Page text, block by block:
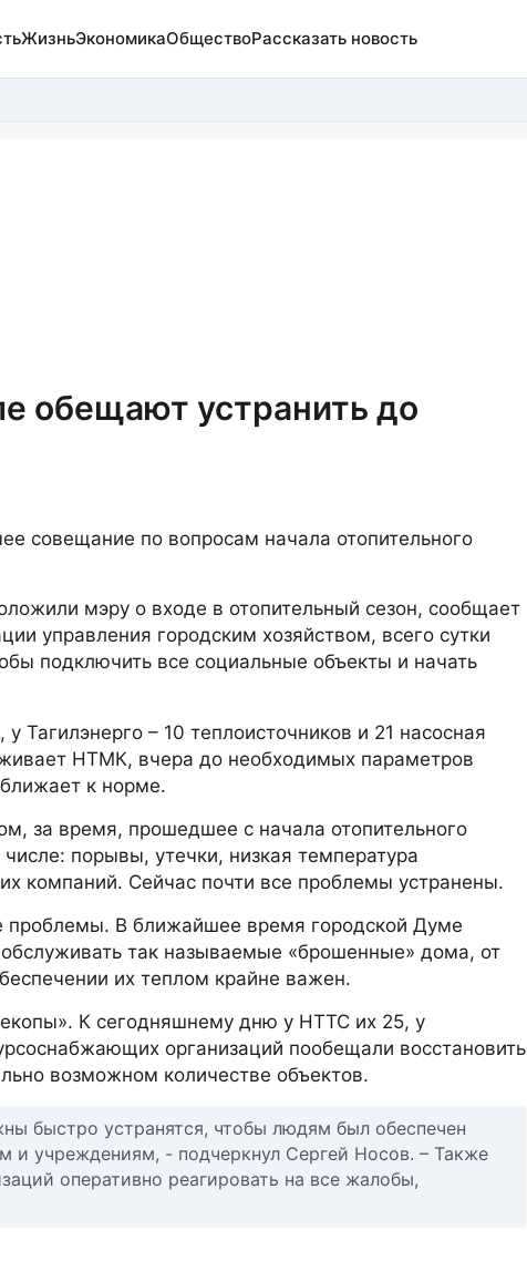
ЖизньЭкономикаОбществоРассказать новость
обещают устранить до
совещание по вопросам начала отопительного
мэру о входе в отопительный сезон, сообщает
управления городским хозяйством, всего сутки
подключить все социальные объекты и начать
– 10 теплоисточников и 21 насосная
НТМК, вчера до необходимых параметров
к норме.
за время, прошедшее с начала отопительного
порывы, утечки, низкая температура
компаний. Сейчас почти все проблемы устранены.
проблемы. В ближайшее время городской Думе
так называемые «брошенные» дома, от
их теплом крайне важен.
К сегодняшнему дню у НТТС их 25, у
организаций пообещали восстановить
возможном количестве объектов.
быстро устранятся, чтобы людям был обеспечен
и учреждениям, - подчеркнул Сергей Носов. – Также
оперативно реагировать на все жалобы,